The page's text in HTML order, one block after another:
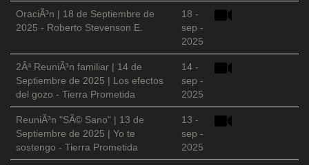
OraciÃ³n | 18 de Septiembre de
2025 - Roberto Stevenson E.
18 -
sep -
2025
2Âª ReuniÃ³n familiar | 14 de
Septiembre de 2025 | Los efectos
del gozo - Tierra Prometida
14 -
sep -
2025
ReuniÃ³n "SÃ© Sano" | 13 de
Septiembre de 2025 | Yo te
sostengo - Tierra Prometida
13 -
sep -
2025